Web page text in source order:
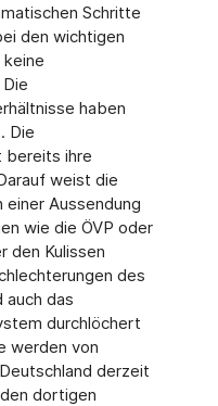
Schritte
den wichtigen
haben
Die
bereits ihre
weist die
einer Aussendung
wie die ÖVP oder
den Kulissen
des
das
durchlöchert
werden von
derzeit
dortigen